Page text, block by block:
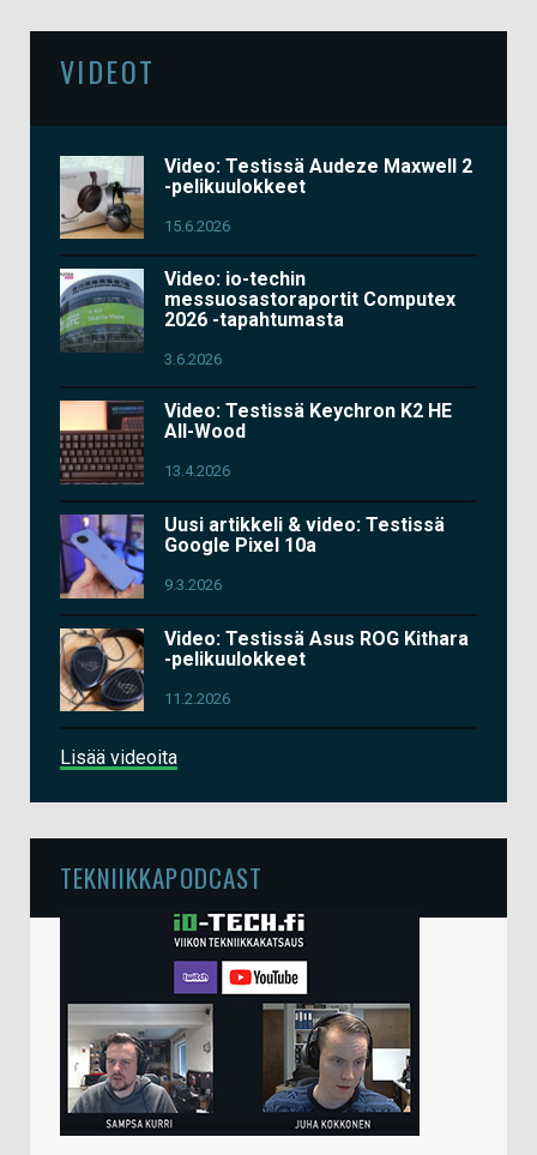
VIDEOT
Video: Testissä Audeze Maxwell 2
-pelikuulokkeet
15.6.2026
Video: io-techin
messuosastoraportit Computex
2026 -tapahtumasta
3.6.2026
Video: Testissä Keychron K2 HE
All-Wood
13.4.2026
Uusi artikkeli & video: Testissä
Google Pixel 10a
9.3.2026
Video: Testissä Asus ROG Kithara
-pelikuulokkeet
11.2.2026
Lisää videoita
TEKNIIKKAPODCAST